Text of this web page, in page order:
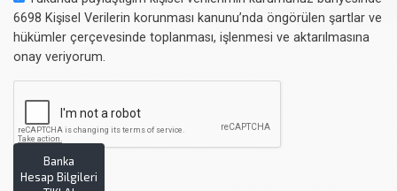
6698 Kişisel Verilerin korunması kanunu’nda öngörülen şartlar ve
hükümler çerçevesinde toplanması, işlenmesi ve aktarılmasına
onay veriyorum.
Banka
Hesap Bilgileri